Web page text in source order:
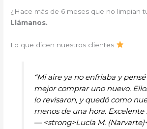
¿Hace más de 6 meses que no limpian
Llámanos.
Lo que dicen nuestros clientes
“Mi aire ya no enfriaba y
mejor comprar uno nuevo.
lo revisaron, y quedó como
menos de una hora. Excelente
— <strong>Lucía M.